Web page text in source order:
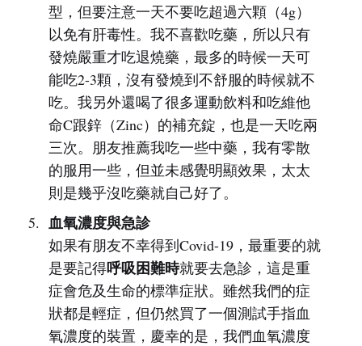
型，但要注意一天不要吃超過六顆（4g）
以免有肝毒性。我不喜歡吃藥，所以只有
發燒嚴重才吃退燒藥，最多的時候一天可
能吃2-3顆，沒有發燒到不舒服的時候就不
吃。我另外還喝了很多運動飲料和吃維他
命C跟鋅（Zinc）的補充錠，也是一天吃兩
三次。朋友推薦我吃一些中藥，我有零散
的服用一些，但並未感覺明顯效果，太太
則是幾乎沒吃藥就自己好了。
血氧濃度與急診
如果有朋友不幸得到Covid-19，最重要的就
是要記得呼吸困難時就要去急診，這是重
症會危及生命的標準症狀。雖然我們的症
狀都是輕症，但仍然買了一個測試手指血
氧濃度的裝置，慶幸的是，我們血氧濃度